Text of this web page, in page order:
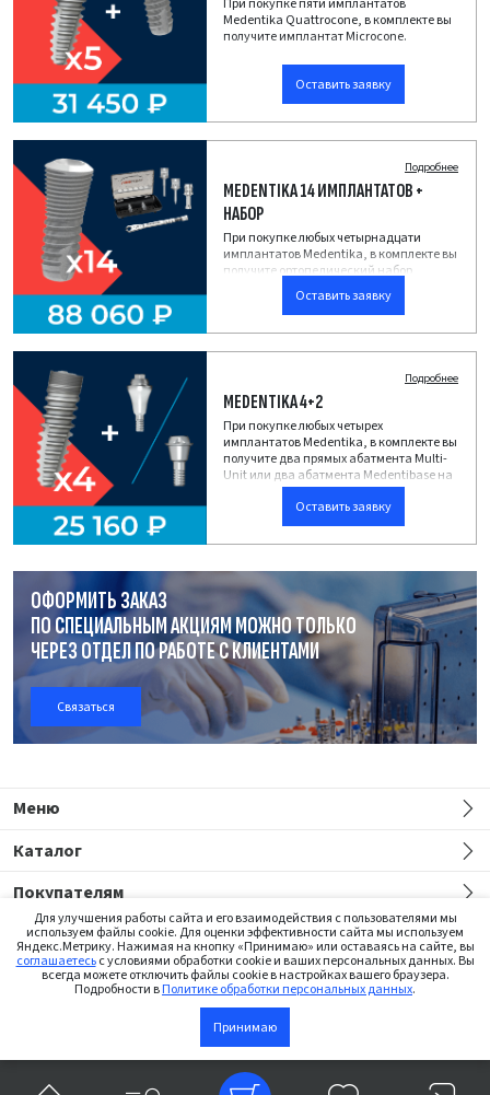
При покупке пяти имплантатов
Medentika Quattrocone, в комплекте вы
получите имплантат Microcone.
Оставить заявку
Подробнее
MEDENTIKA 14 ИМПЛАНТАТОВ +
НАБОР
При покупке любых четырнадцати
имплантатов Medentika, в комплекте вы
получите ортопедический набор
Medentika в кассете.Оставить заявку
Подробнее
MEDENTIKA 4+2
При покупке любых четырех
имплантатов Medentika, в комплекте вы
получите два прямых абатмента Multi-
Unit или два абатмента Medentibase на
Оставить заявку
ОФОРМИТЬ ЗАКАЗ
ПО СПЕЦИАЛЬНЫМ АКЦИЯМ МОЖНО ТОЛЬКО
ЧЕРЕЗ ОТДЕЛПО РАБОТЕС КЛИЕНТАМИ
Связаться
Меню
Каталог
Покупателям
Сайт предназначен только для медицинских работников
©2026 Institut Straumann AG
Для улучшения работы сайта и его взаимодействия с пользователями мы
используем файлы cookie. Для оценки эффективности сайта мы используем
Яндекс.Метрику. Нажимая на кнопку «Принимаю» или оставаясь на сайте, вы
соглашаетесьс условиями обработки cookie и ваших персональных данных. Вы
всегда можете отключить файлы cookie в настройках вашего браузера.
Подробности вПолитике обработки персональных данных.
Принимаю